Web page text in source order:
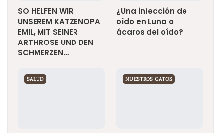
SO HELFEN WIR
UNSEREM KATZENOPA
EMIL, MIT SEINER
ARTHROSE UND DEN
SCHMERZEN…
¿Una infección de
oído en Luna o
ácaros del oído?
SALUD NUESTROS GATOS